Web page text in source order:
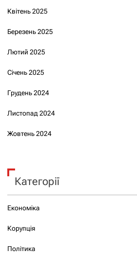
Квітень 2025
Березень 2025
Лютий 2025
Січень 2025
Грудень 2024
Листопад 2024
Жовтень 2024
Категорії
Економіка
Корупція
Політика